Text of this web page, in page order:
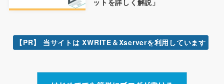
【PR】 当サイトは XWRITE＆Xserverを利用しています